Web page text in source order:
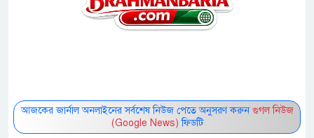
আজকের জার্নাল অনলাইনের সর্বশেষ নিউজ পেতে অনুসরণ করুন গুগল নিউজ
(Google News) ফিডটি